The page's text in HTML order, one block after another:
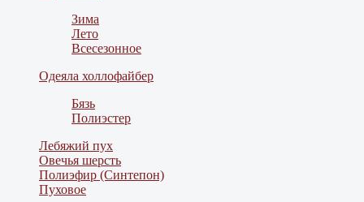
Зима
Лето
Всесезонное
Одеяла холлофайбер
Бязь
Полиэстер
Лебяжий пух
Овечья шерсть
Полиэфир (Синтепон)
Пуховое